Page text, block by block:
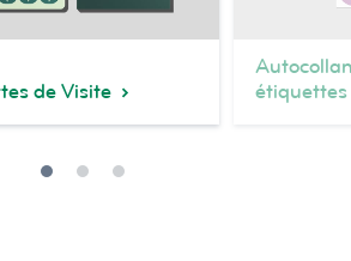
de Visite
étiquettes